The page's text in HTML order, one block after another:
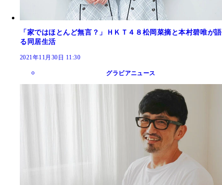
「家ではほとんど無言？」ＨＫＴ４８松岡菜摘と本村碧唯が語
る同居生活
2021年11月30日 11:30
グラビアニュース